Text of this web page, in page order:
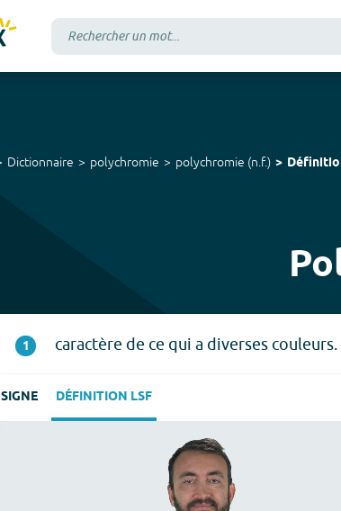
Dictionnaire polychromie polychromie (n.f.)
1 caractère de ce qui a diverses couleurs.
SIGNE DÉFINITION LSF